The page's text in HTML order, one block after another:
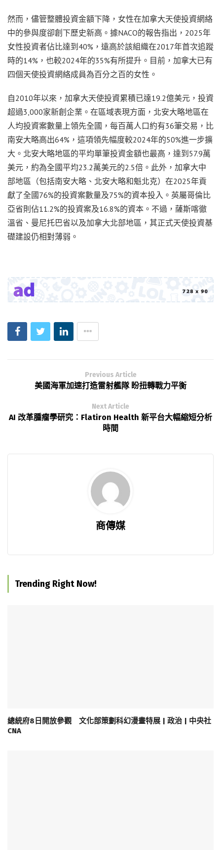
然而，儘管整體投資金額下降，女性在加拿大天使投資網絡
中的參與度卻創下歷史新高。據NACO的報告指出，2025年
女性投資者佔比達到40%，遠高於該組織在2017年首次追蹤
時的14%，也較2024年的35%有所提升。目前，加拿大已有
四個天使投資網絡成員為百分之百的女性。
自2010年以來，加拿大天使投資累積已達19.2億美元，投資
超過3,000家新創企業。在區域表現方面，北安大略地區在
人均投資案數量上領先全國，每百萬人口約有36筆交易，比
南安大略高出64%，這項領先幅度較2024年的50%進一步擴
大。北安大略地區的平均單筆投資金額也最高，達到57.9萬
美元，約為全國平均23.2萬美元的2.5倍。此外，加拿大中
部地區（包括南安大略、北安大略和魁北克）在2025年貢
獻了全國76%的投資案數量及75%的資本投入。英屬哥倫比
亞省則佔11.2%的投資案及16.8%的資本。不過，薩斯喀徹
溫省、曼尼托巴省以及加拿大北部地區，其正式天使投資基
礎建設仍相對薄弱。
Previous Article
美國海軍加速打造雷射艦隊 盼扭轉戰力平衡
Next Article
AI 改革腫瘤學研究：Flatiron Health 新平台大幅縮短分析
時間
商傳媒
Trending Right Now!
總統府8日開放參觀 文化部策劃科幻漫畫特展 | 政治 | 中央社
CNA